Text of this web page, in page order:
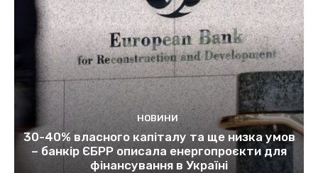
НОВИНИ
30-40% власного капіталу та ще низка умов
– банкір ЄБРР описала енергопроєкти для
фінансування в Україні